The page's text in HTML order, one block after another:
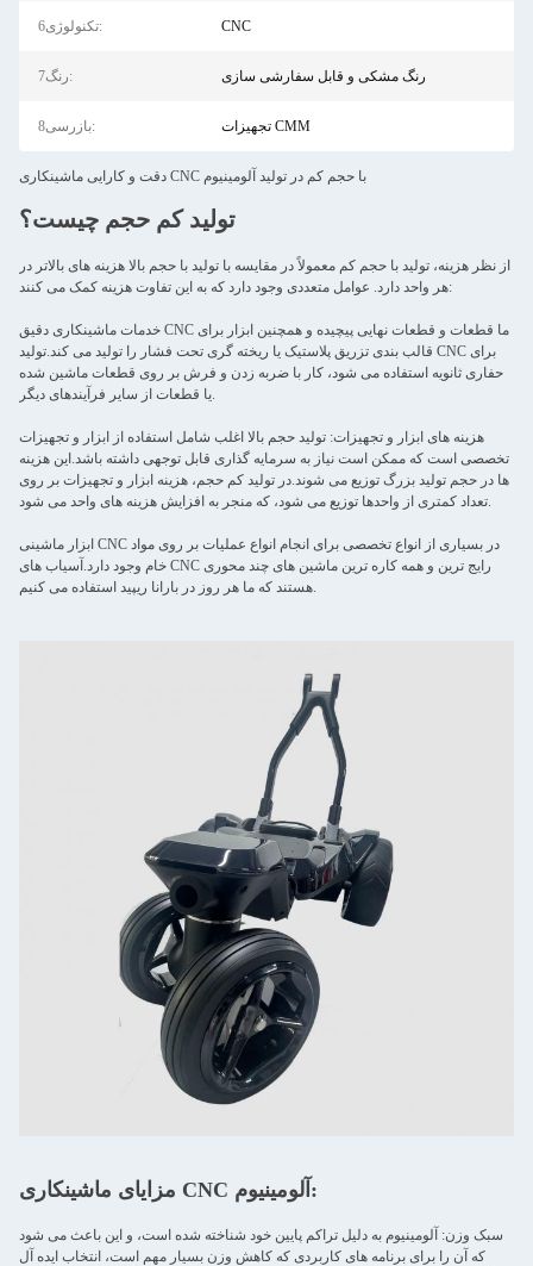
6تکنولوژی: CNC
7رنگ: رنگ مشکی و قابل سفارشی سازی
8بازرسی: تجهیزات CMM
دقت و کارایی ماشینکاری CNC با حجم کم در تولید آلومینیوم
تولید کم حجم چیست؟
از نظر هزینه، تولید با حجم کم معمولاً در مقایسه با تولید با حجم بالا هزینه های بالاتر در
هر واحد دارد. عوامل متعددی وجود دارد که به این تفاوت هزینه کمک می کنند:
خدمات ماشینکاری دقیق CNC ما قطعات و قطعات نهایی پیچیده و همچنین ابزار برای
قالب بندی تزریق پلاستیک یا ریخته گری تحت فشار را تولید می کند.تولید CNC برای
حفاری ثانویه استفاده می شود، کار با ضربه زدن و فرش بر روی قطعات ماشین شده
یا قطعات از سایر فرآیندهای دیگر.
هزینه های ابزار و تجهیزات: تولید حجم بالا اغلب شامل استفاده از ابزار و تجهیزات
تخصصی است که ممکن است نیاز به سرمایه گذاری قابل توجهی داشته باشد.این هزینه
ها در حجم تولید بزرگ توزیع می شوند.در تولید کم حجم، هزینه ابزار و تجهیزات بر روی
تعداد کمتری از واحدها توزیع می شود، که منجر به افزایش هزینه های واحد می شود.
ابزار ماشینی CNC در بسیاری از انواع تخصصی برای انجام انواع عملیات بر روی مواد
خام وجود دارد.آسیاب های CNC رایج ترین و همه کاره ترین ماشین های چند محوری
هستند که ما هر روز در بارانا ریپید استفاده می کنیم.
مزایای ماشینکاری CNC آلومینیوم:
سبک وزن: آلومینیوم به دلیل تراکم پایین خود شناخته شده است، و این باعث می شود
که آن را برای برنامه های کاربردی که کاهش وزن بسیار مهم است، انتخاب ایده آل